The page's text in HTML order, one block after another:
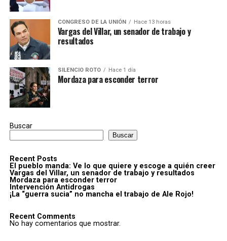
CONGRESO DE LA UNIÓN Hace 13 horas
Vargas del Villar, un senador de trabajo y
resultados
SILENCIO ROTO Hace 1 día
Mordaza para esconder terror
Buscar
Buscar
Recent Posts
El pueblo manda: Ve lo que quiere y escoge a quién creer
Vargas del Villar, un senador de trabajo y resultados
Mordaza para esconder terror
Intervención Antidrogas
¡La “guerra sucia” no mancha el trabajo de Ale Rojo!
Recent Comments
No hay comentarios que mostrar.